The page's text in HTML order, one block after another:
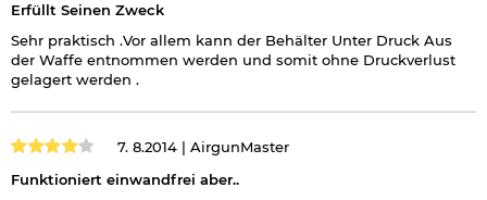
Erfüllt Seinen Zweck
Sehr praktisch .Vor allem kann der Behälter Unter Druck Aus
der Waffe entnommen werden und somit ohne Druckverlust
gelagert werden .
7. 8.2014 | AirgunMaster
Funktioniert einwandfrei aber..